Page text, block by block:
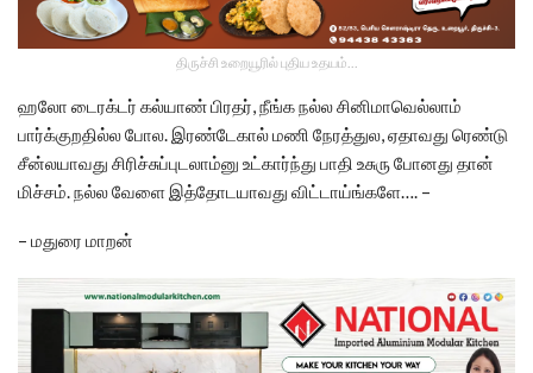
திருச்சி உறையூரில் புதிய உதயம்...
ஹலோ டைரக்டர் கல்யாண் பிரதர், நீங்க நல்ல சினிமாவெல்லாம்
பார்க்குறதில்ல போல. இரண்டேகால் மணி நேரத்துல, ஏதாவது ரெண்டு
சீன்லயாவது சிரிச்சுப்புடலாம்னு உட்கார்ந்து பாதி உசுரு போனது தான்
மிச்சம். நல்ல வேளை இத்தோடயாவது விட்டாய்ங்களே…. –
– மதுரை மாறன்